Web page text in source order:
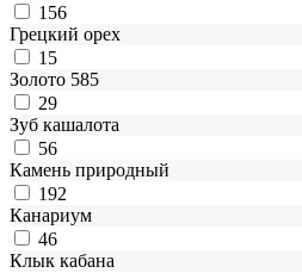
156
Грецкий орех
15
Золото 585
29
Зуб кашалота
56
Камень природный
192
Канариум
46
Клык кабана